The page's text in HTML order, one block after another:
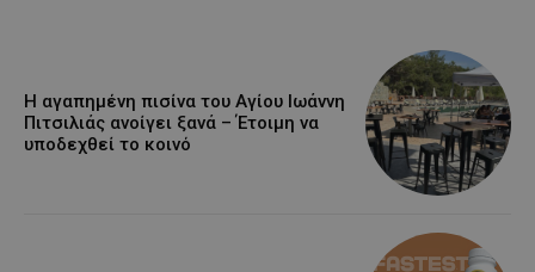
Η αγαπημένη πισίνα του Αγίου Ιωάννη
Πιτσιλιάς ανοίγει ξανά – Έτοιμη να
υποδεχθεί το κοινό